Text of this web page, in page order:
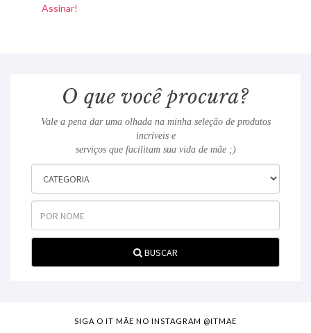
Vale a pena dar uma olhada na minha seleção de produtos
incríveis e
serviços que facilitam sua vida de mãe ;)
BUSCAR
SIGA O IT MÃE NO INSTAGRAM @ITMAE